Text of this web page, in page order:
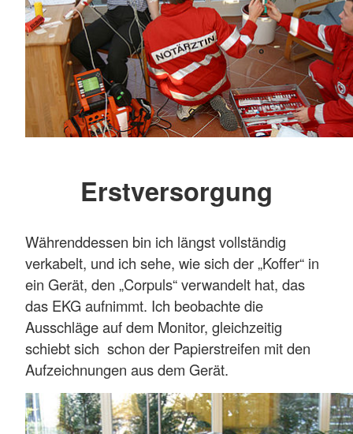
Erstversorgung
Währenddessen bin ich längst vollständig
verkabelt, und ich sehe, wie sich der „Koffer“ in
ein Gerät, den „Corpuls“ verwandelt hat, das
das EKG aufnimmt. Ich beobachte die
Ausschläge auf dem Monitor, gleichzeitig
schiebt sich schon der Papierstreifen mit den
Aufzeichnungen aus dem Gerät.